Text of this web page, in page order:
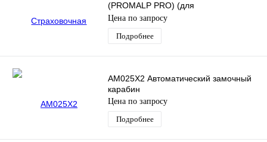
(PROMALP PRO) (для
промышленного альпинизма) c
элементами крепления для работы в
положении сидя
Цена по запросу
Подробнее
AM025X2 Автоматический замочный
карабин
Цена по запросу
Подробнее